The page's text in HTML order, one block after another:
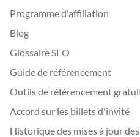
Programme d'affiliation
Blog
Glossaire SEO
Guide de référencement
Outils de référencement
Accord sur les billets d'invité
Historique des mises à jour